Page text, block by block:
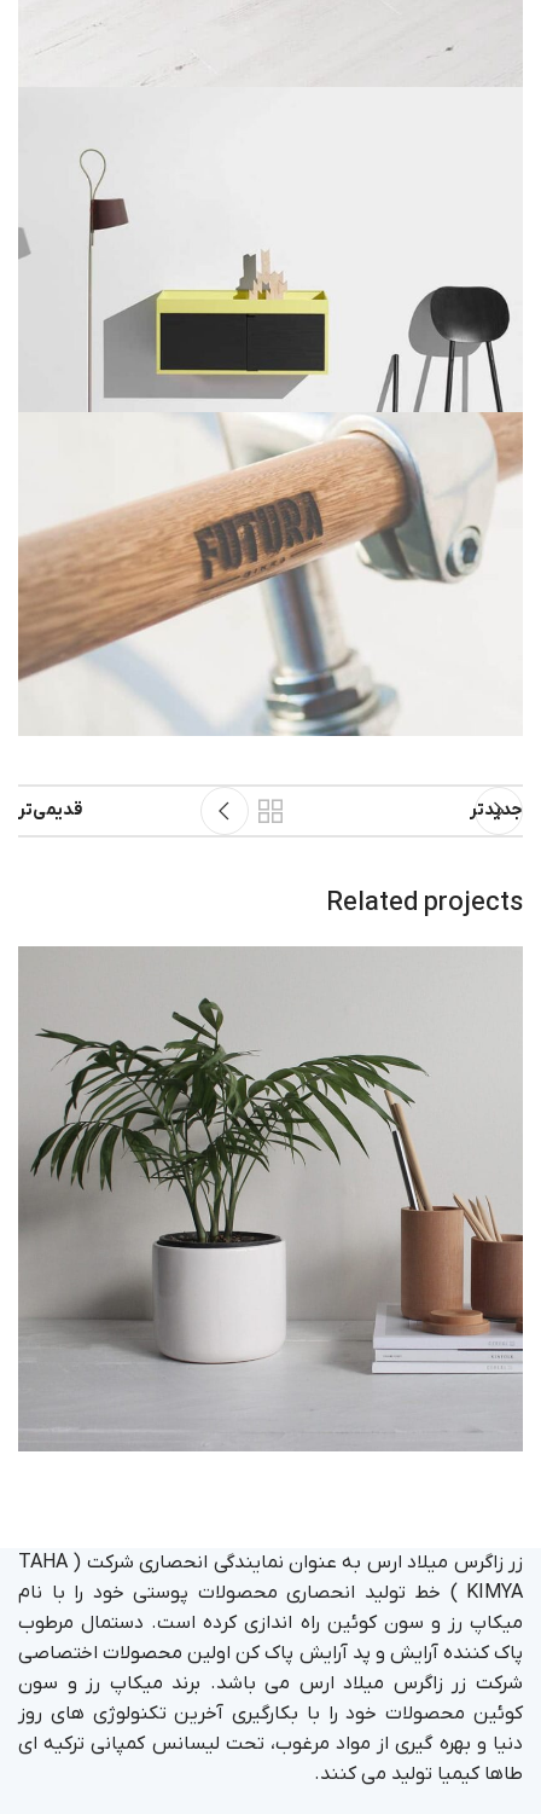
جدیدتر قدیمی‌تر
Related projects
زر زاگرس میلاد ارس به عنوان نمایندگی انحصاری شرکت ( TAHA
KIMYA ) خط تولید انحصاری محصولات پوستی خود را با نام
میکاپ رز و سون کوئین راه اندازی کرده است. دستمال مرطوب
پاک کننده آرایش و پد آرایش پاک کن اولین محصولات اختصاصی
شرکت زر زاگرس میلاد ارس می باشد. برند میکاپ رز و سون
کوئین محصولات خود را با بکارگیری آخرین تکنولوژی های روز
دنیا و بهره گیری از مواد مرغوب، تحت لیسانس کمپانی ترکیه ای
طاها کیمیا تولید می کنند.